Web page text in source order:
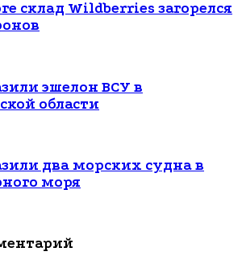
склад Wildberries загорелся
эшелон ВСУ в
области
два морских судна в
моря